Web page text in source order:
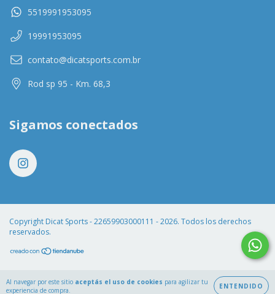
Al navegar por este sitio aceptás el uso de cookies para agilizar tu
experiencia de compra.
ENTENDIDO
5519991953095
19991953095
contato@dicatsports.com.br
Rod sp 95 - Km. 68,3
Sigamos conectados
Copyright Dicat Sports - 22659903000111 - 2026. Todos los derechos
reservados.